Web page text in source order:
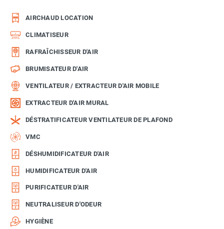
AIRCHAUD LOCATION
CLIMATISEUR
RAFRAÎCHISSEUR D'AIR
BRUMISATEUR D'AIR
VENTILATEUR / EXTRACTEUR D'AIR MOBILE
EXTRACTEUR D'AIR MURAL
DÉSTRATIFICATEUR VENTILATEUR DE PLAFOND
VMC
DÉSHUMIDIFICATEUR D'AIR
HUMIDIFICATEUR D'AIR
PURIFICATEUR D'AIR
NEUTRALISEUR D'ODEUR
HYGIÈNE